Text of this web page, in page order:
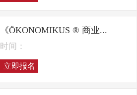
《ÖKONOMIKUS ® 商业...
时间：
立即报名